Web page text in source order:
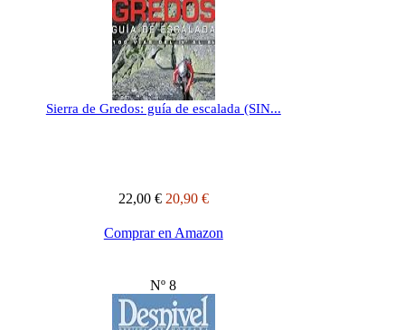
Sierra de Gredos: guía de escalada (SIN...
22,00 € 20,90 €
Comprar en Amazon
Nº 8